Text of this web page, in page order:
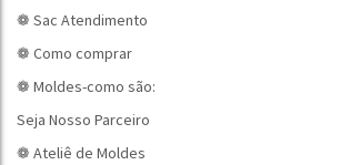
❁ Sac Atendimento
❁ Como comprar
❁ Moldes-como são:
Seja Nosso Parceiro
❁ Ateliê de Moldes